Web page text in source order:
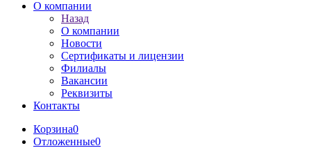
О компании
Назад
О компании
Новости
Сертификаты и лицензии
Филиалы
Вакансии
Реквизиты
Контакты
Корзина0
Отложенные0